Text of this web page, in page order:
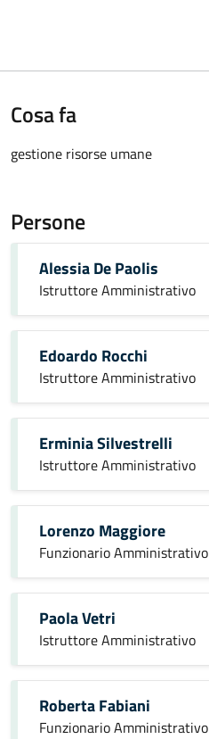
Cosa fa
gestione risorse umane
Persone
Alessia De Paolis
Istruttore Amministrativo
Edoardo Rocchi
Istruttore Amministrativo
Erminia Silvestrelli
Istruttore Amministrativo
Lorenzo Maggiore
Funzionario Amministrativo
Paola Vetri
Istruttore Amministrativo
Roberta Fabiani
Funzionario Amministrativo